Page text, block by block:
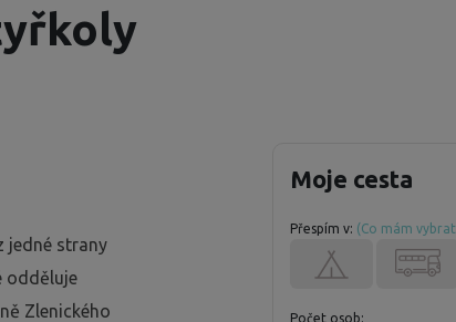
jedné strany
odděluje
Zlenického
Moje cesta
Přespím v: (Co mám
Počet osob: